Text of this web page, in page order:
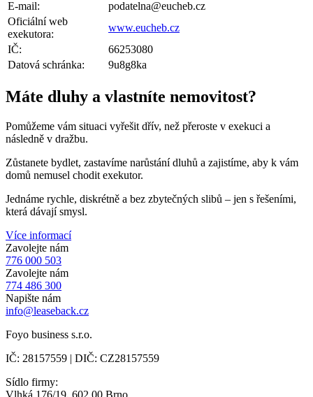
E-mail:
podatelna@eucheb.cz
Oficiální web
exekutora:
www.eucheb.cz
IČ:
66253080
Datová schránka:
9u8g8ka
Máte dluhy a vlastníte nemovitost?
Pomůžeme vám situaci vyřešit dřív, než přeroste v exekuci a
následně v dražbu.
Zůstanete bydlet, zastavíme narůstání dluhů a zajistíme, aby k vám
domů nemusel chodit exekutor.
Jednáme rychle, diskrétně a bez zbytečných slibů – jen s řešeními,
která dávají smysl.
Více informací
Zavolejte nám
776 000 503
Zavolejte nám
774 486 300
Napište nám
info@leaseback.cz
Foyo business s.r.o.
IČ: 28157559 | DIČ: CZ28157559
Sídlo firmy:
Vlhká 176/19, 602 00 Brno